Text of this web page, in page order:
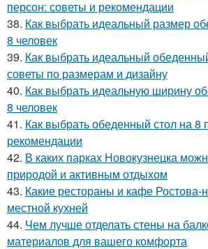
персон: советы и рекомендации
38. Как выбрать идеальный размер
8 человек
39. Как выбрать идеальный
советы по размерам и дизайну
40. Как выбрать идеальную ширину
8 человек
41. Как выбрать обеденный стол на 8
рекомендации
42. В каких парках Новокузнецка
природой и активным отдыхом
43. Какие рестораны и кафе Ростова-
местной кухней
44. Чем лучше отделать стены на
материалов для вашего комфорта